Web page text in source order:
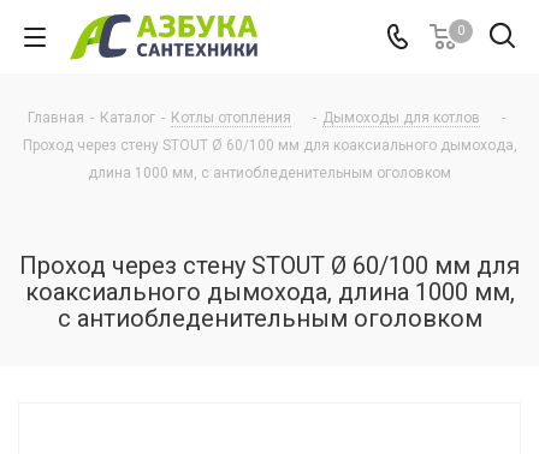
0
Главная - Каталог - Котлы отопления - Дымоходы для котлов
-
Проход через стену STOUT Ø 60/100 мм для коаксиального дымохода,
длина 1000 мм, с антиобледенительным оголовком
Проход через стену STOUT Ø 60/100 мм для
коаксиального дымохода, длина 1000 мм,
с антиобледенительным оголовком